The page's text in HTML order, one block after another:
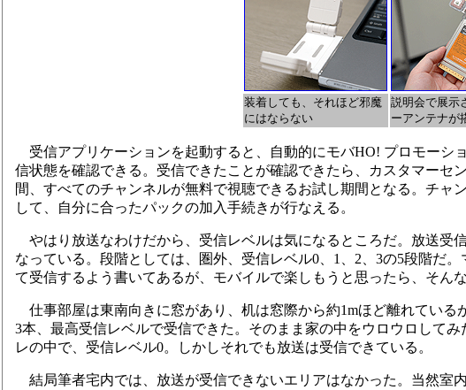
装着しても、それほど邪魔
にはならない
説明会で展示
ーアンテナが
受信アプリケーションを起動すると、自動的にモバHO! プロモーシ
信状態を確認できる。受信できたことが確認できたら、カスタマーセ
間、すべてのチャンネルが無料で視聴できるお試し期間となる。チ
して、自分に合ったパックの加入手続きが行なえる。
やはり放送なわけだから、受信レベルは気になるところだ。放送受
なっている。段階としては、圏外、受信レベル0、1、2、3の5段階だ
て受信するよう書いてあるが、モバイルで楽しもうと思ったら、そん
仕事部屋は東南向きに窓があり、机は窓際から約1mほど離れている
3本、最高受信レベルで受信できた。そのまま家の中をウロウロして
レの中で、受信レベル0。しかしそれでも放送は受信できている。
結局筆者宅内では、放送が受信できないエリアはなかった。当然室